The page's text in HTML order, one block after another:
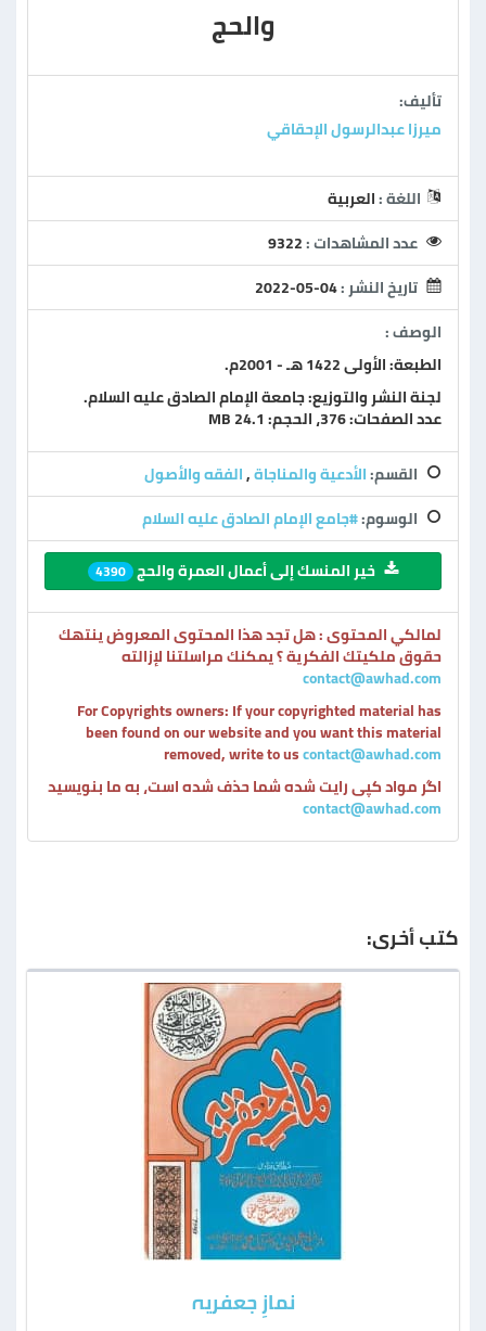
والحج
تأليف:
ميرزا عبدالرسول الإحقاقي
اللغة :العربية
عدد المشاهدات :9322
تاريخ النشر :2022-05-04
الوصف :
الطبعة: الأولى 1422 هـ - 2001م.
لجنة النشر والتوزيع: جامعة الإمام الصادق عليه السلام.
عدد الصفحات: 376، الحجم: 24.1 MB
القسم:الأدعية والمناجاة,الفقه والأصول
الوسوم:#جامع الإمام الصادق عليه السلام
خير المنسك إلى أعمال العمرة والحج 4390
لمالكي المحتوى : هل تجد هذا المحتوى المعروض ينتهك
حقوق ملكيتك الفكرية ؟ يمكنك مراسلتنا لإزالته
contact@awhad.com
For Copyrights owners: If your copyrighted material has
been found on our website and you want this material
removed, write to uscontact@awhad.com
اگر مواد کپی رایت شده شما حذف شده است، به ما بنویسید
contact@awhad.com
كتب أخرى:
نمازِ جعفریہ